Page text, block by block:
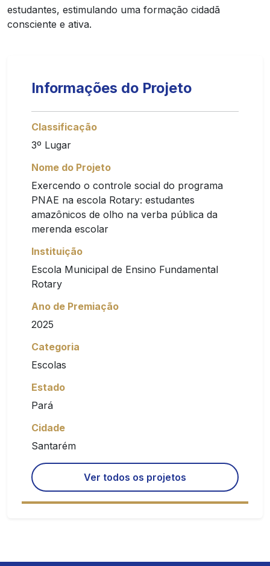
estudantes, estimulando uma formação cidadã
consciente e ativa.
Informações do Projeto
Classificação
3º Lugar
Nome do Projeto
Exercendo o controle social do programa
PNAE na escola Rotary: estudantes
amazônicos de olho na verba pública da
merenda escolar
Instituição
Escola Municipal de Ensino Fundamental
Rotary
Ano de Premiação
2025
Categoria
Escolas
Estado
Pará
Cidade
Santarém
Ver todos os projetos